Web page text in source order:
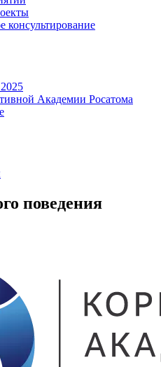
консультирование
Академии Росатома
поведения